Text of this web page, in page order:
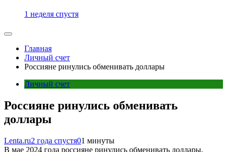
1 неделя спустя
Главная
Личный счет
Россияне ринулись обменивать доллары
Личный счет
Россияне ринулись обменивать
доллары
Lenta.ru2 года спустя01 минуты
В мае 2024 года россияне ринулись обменивать доллары,